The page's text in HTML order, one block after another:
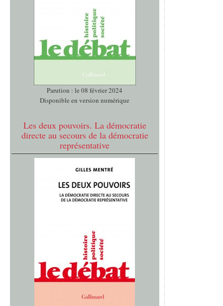
Parution : le 08 février 2024
Disponible en version numérique
Les deux pouvoirs. La démocratie
directe au secours de la démocratie
représentative